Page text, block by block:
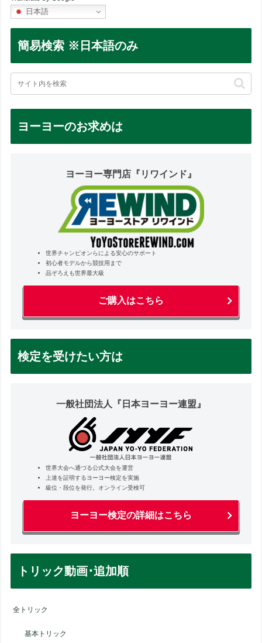
日本語
簡易検索 ※日本語のみ
ヨーヨーのお求めは
ヨーヨー専門店『リワインド』
世界チャンピオンらによる安心のサポート
初心者モデルから競技用まで
品ぞろえも世界最大級
ご購入はこちら
検定を受けたい方は
一般社団法人『日本ヨーヨー連盟』
世界大会へ通づる公式大会を運営
上達を証明するヨーヨー検定を実施
級位・段位を発行。オンライン受検可
ヨーヨー検定の詳細はこちら
トリック動画･追加順
全トリック
基本トリック